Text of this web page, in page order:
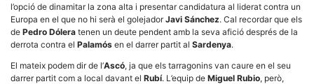
l’opció de dinamitar la zona alta i presentar candidatura al liderat contra un
Europa en el que no hi serà el golejadorJavi Sánchez. Cal recordar que els
de Pedro Dólera tenen un deute pendent amb la seva afició després de la
derrota contra el Palamós en el darrer partit al Sardenya.
El mateix podem dir de l’Ascó, ja que els tarragonins van caure en el seu
darrer partit com a local davant el Rubí. L’equip de Miguel Rubio, però,
cookies no
són
són
necessàries
funcionament
tècnic de la